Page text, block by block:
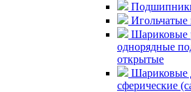
Шариковые
однорядные
открытые
Шариковые
сферические